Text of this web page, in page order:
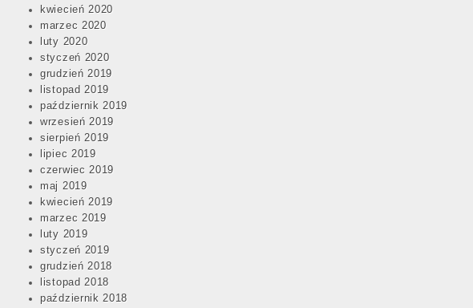
kwiecień 2020
marzec 2020
luty 2020
styczeń 2020
grudzień 2019
listopad 2019
październik 2019
wrzesień 2019
sierpień 2019
lipiec 2019
czerwiec 2019
maj 2019
kwiecień 2019
marzec 2019
luty 2019
styczeń 2019
grudzień 2018
listopad 2018
październik 2018